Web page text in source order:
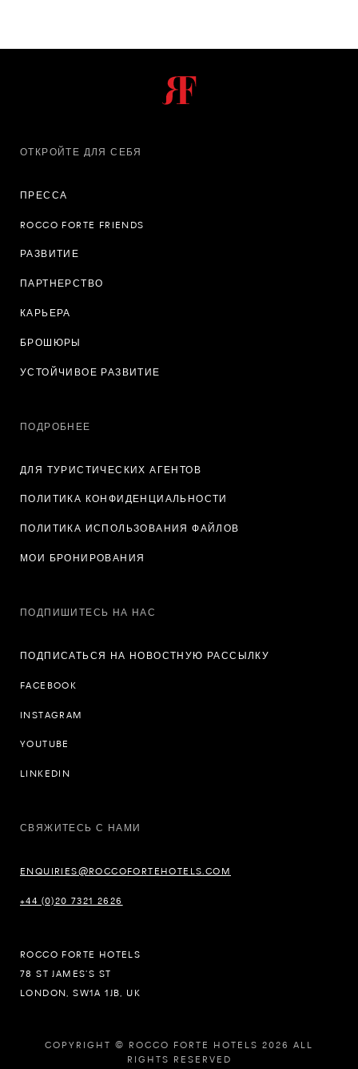
ОТКРОЙТЕ ДЛЯ СЕБЯ
ПРЕССА
ROCCO FORTE FRIENDS
РАЗВИТИЕ
ПАРТНЕРСТВО
КАРЬЕРА
БРОШЮРЫ
УСТОЙЧИВОЕ РАЗВИТИЕ
ПОДРОБНЕЕ
ДЛЯ ТУРИСТИЧЕСКИХ АГЕНТОВ
ПОЛИТИКА КОНФИДЕНЦИАЛЬНОСТИ
ПОЛИТИКА ИСПОЛЬЗОВАНИЯ ФАЙЛОВ
МОИ БРОНИРОВАНИЯ
ПОДПИШИТЕСЬ НА НАС
ПОДПИСАТЬСЯ НА НОВОСТНУЮ РАССЫЛКУ
FACEBOOK
INSTAGRAM
YOUTUBE
LINKEDIN
СВЯЖИТЕСЬ С НАМИ
ENQUIRIES@ROCCOFORTEHOTELS.COM
+44 (0)20 7321 2626
ROCCO FORTE HOTELS
78 ST JAMES’S ST
LONDON, SW1A 1JB, UK
COPYRIGHT © ROCCO FORTE HOTELS 2026 ALL
RIGHTS RESERVED